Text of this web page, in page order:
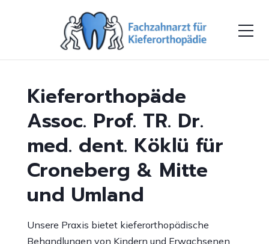
Kieferorthopäde
Assoc. Prof. TR. Dr.
med. dent. Köklü für
Croneberg & Mitte
und Umland
Unsere Praxis bietet kieferorthopädische
Behandlungen von Kindern und Erwachsenen